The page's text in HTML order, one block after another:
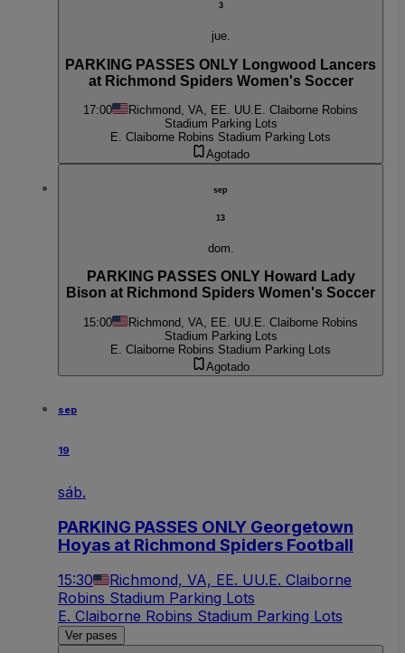
3
jue.
PARKING PASSES ONLY Longwood Lancers
at Richmond Spiders Women's Soccer
17:00 Richmond, VA, EE. UU. E. Claiborne Robins
Stadium Parking Lots
E. Claiborne Robins Stadium Parking Lots
Agotado
sep
13
dom.
PARKING PASSES ONLY Howard Lady
Bison at Richmond Spiders Women's Soccer
15:00 Richmond, VA, EE. UU. E. Claiborne Robins
Stadium Parking Lots
E. Claiborne Robins Stadium Parking Lots
Agotado
sep
19
sáb.
PARKING PASSES ONLY Georgetown
Hoyas at Richmond Spiders Football
15:30 Richmond, VA, EE. UU.E. Claiborne
Robins Stadium Parking Lots
E. Claiborne Robins Stadium Parking Lots
Ver pases